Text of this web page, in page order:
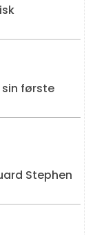
første
Stephen